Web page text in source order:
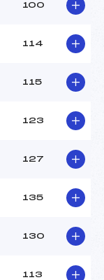
100
114
115
123
127
135
130
113